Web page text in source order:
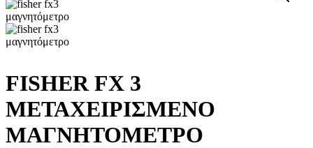
FISHER FX 3
ΜΕΤΑΧΕΙΡΙΣΜΕΝΟ
ΜΑΓΝΗΤΟΜΕΤΡΟ